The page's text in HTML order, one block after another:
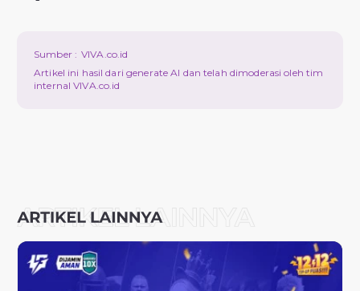
Sumber : VIVA.co.id
Artikel ini hasil dari generate AI dan telah dimoderasi oleh tim
internal VIVA.co.id